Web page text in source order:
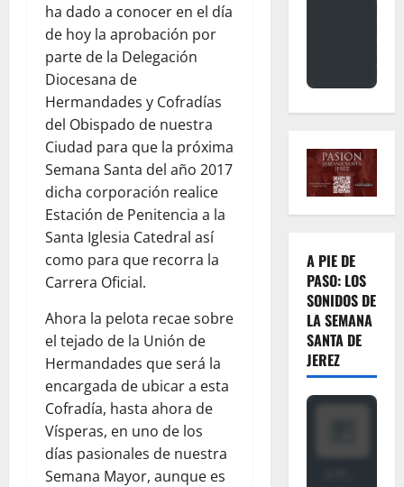
ha dado a conocer en el día
de hoy la aprobación por
parte de la Delegación
Diocesana de
Hermandades y Cofradías
del Obispado de nuestra
Ciudad para que la próxima
Semana Santa del año 2017
dicha corporación realice
Estación de Penitencia a la
Santa Iglesia Catedral así
como para que recorra la
Carrera Oficial.
Ahora la pelota recae sobre
el tejado de la Unión de
Hermandades que será la
encargada de ubicar a esta
Cofradía, hasta ahora de
Vísperas, en uno de los
días pasionales de nuestra
Semana Mayor, aunque es
A PIE DE
PASO: LOS
SONIDOS DE
LA SEMANA
SANTA DE
JEREZ